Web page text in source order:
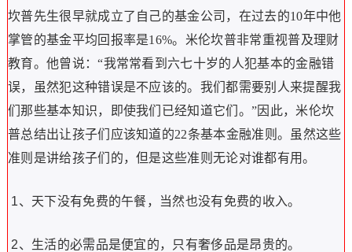
坎普先生很早就成立了自己的基金公司，在过去的10年中他
掌管的基金平均回报率是16%。米伦坎普非常重视普及理财
教育。他曾说：“我常常看到六七十岁的人犯基本的金融错
误，虽然犯这种错误是不应该的。我们都需要别人来提醒我
们那些基本知识，即使我们已经知道它们。”因此，米伦坎
普总结出让孩子们应该知道的22条基本金融准则。虽然这些
准则是讲给孩子们的，但是这些准则无论对谁都有用。
1、天下没有免费的午餐，当然也没有免费的收入。
2、生活的必需品是便宜的，只有奢侈品是昂贵的。